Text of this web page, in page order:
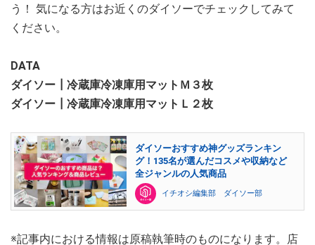
う！ 気になる方はお近くのダイソーでチェックしてみて
ください。
DATA
ダイソー┃冷蔵庫冷凍庫用マットＭ３枚
ダイソー┃冷蔵庫冷凍庫用マットＬ２枚
ダイソーおすすめ神グッズランキン
グ！135名が選んだコスメや収納など
全ジャンルの人気商品
イチオシ編集部 ダイソー部
※記事内における情報は原稿執筆時のものになります。店